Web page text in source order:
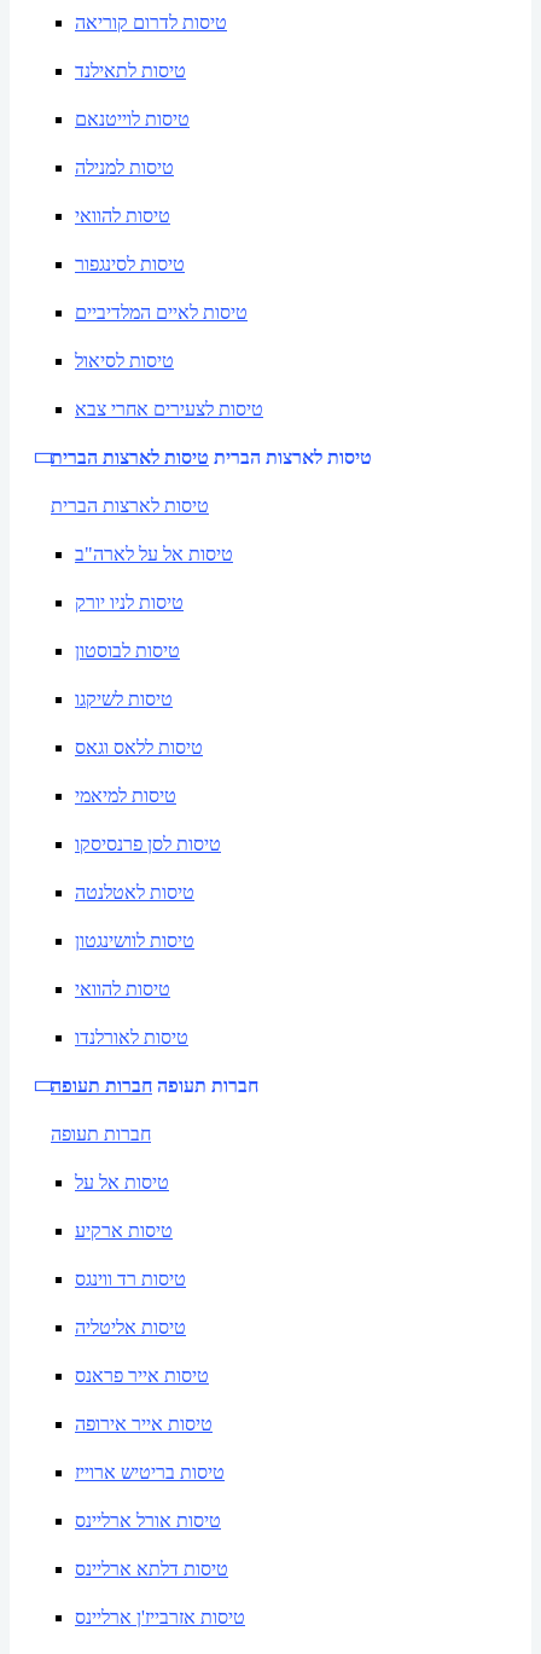
טיסות לדרום קוריאה
טיסות לתאילנד
טיסות לוייטנאם
טיסות למנילה
טיסות להוואי
טיסות לסינגפור
טיסות לאיים המלדיביים
טיסות לסיאול
טיסות לצעירים אחרי צבא
טיסות לארצות הברית טיסות לארצות הברית
טיסות לארצות הברית
טיסות אל על לארה"ב
טיסות לניו יורק
טיסות לבוסטון
טיסות לשיקגו
טיסות ללאס וגאס
טיסות למיאמי
טיסות לסן פרנסיסקו
טיסות לאטלנטה
טיסות לוושינגטון
טיסות להוואי
טיסות לאורלנדו
חברות תעופה חברות תעופה
חברות תעופה
טיסות אל על
טיסות ארקיע
טיסות רד ווינגס
טיסות אליטליה
טיסות אייר פראנס
טיסות אייר אירופה
טיסות בריטיש ארוייז
טיסות אורל ארליינס
טיסות דלתא ארליינס
טיסות אזרבייז'ן ארליינס